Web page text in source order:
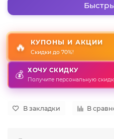
🔥 КУПОНЫ И АКЦИИ
Скидки до 70%!
💰 ХОЧУ СКИДКУ
Получите персональную
В закладки В